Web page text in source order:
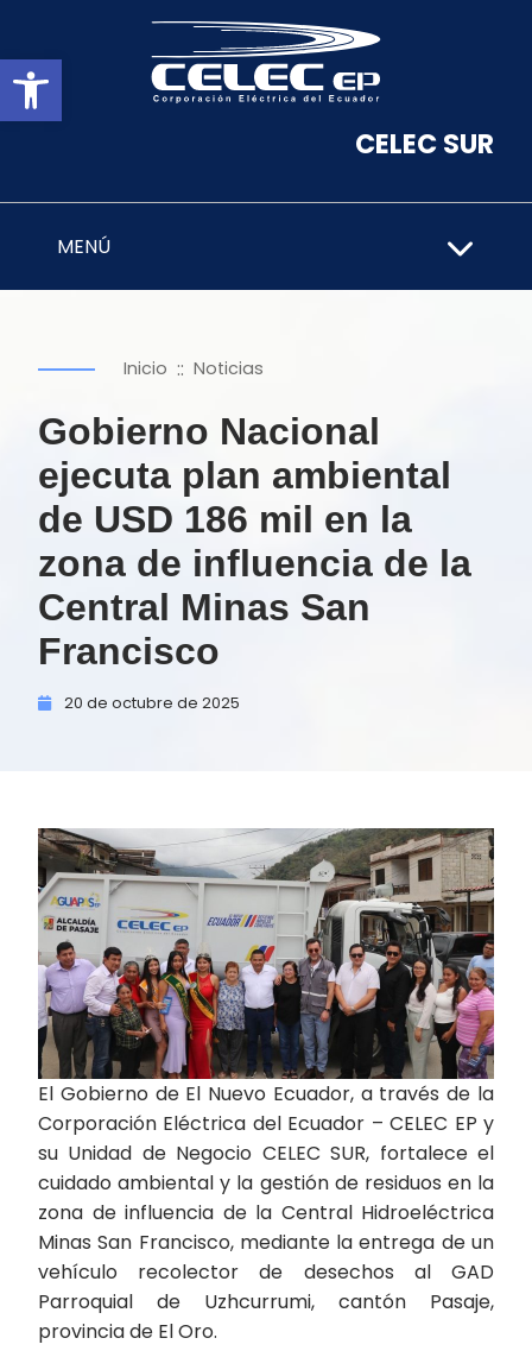
Abrir barra de herramientas
CELEC SUR
MENÚ
Inicio :: Noticias
Gobierno Nacional
ejecuta plan ambiental
de USD 186 mil en la
zona de influencia de la
Central Minas San
Francisco
20 de octubre de 2025
El Gobierno de El Nuevo Ecuador, a través de la
Corporación Eléctrica del Ecuador – CELEC EP y
su Unidad de Negocio CELEC SUR, fortalece el
cuidado ambiental y la gestión de residuos en la
zona de influencia de la Central Hidroeléctrica
Minas San Francisco, mediante la entrega de un
vehículo recolector de desechos al GAD
Parroquial de Uzhcurrumi, cantón Pasaje,
provincia de El Oro.